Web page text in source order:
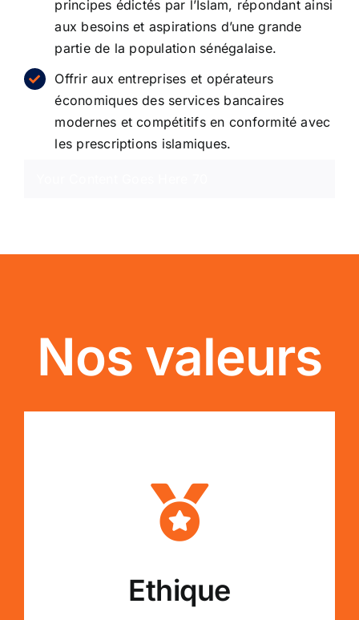
principes édictés par l’Islam, répondant ainsi
aux besoins et aspirations d’une grande
partie de la population sénégalaise.
Offrir aux entreprises et opérateurs
économiques des services bancaires
modernes et compétitifs en conformité avec
les prescriptions islamiques.
Nos valeurs
Ethique